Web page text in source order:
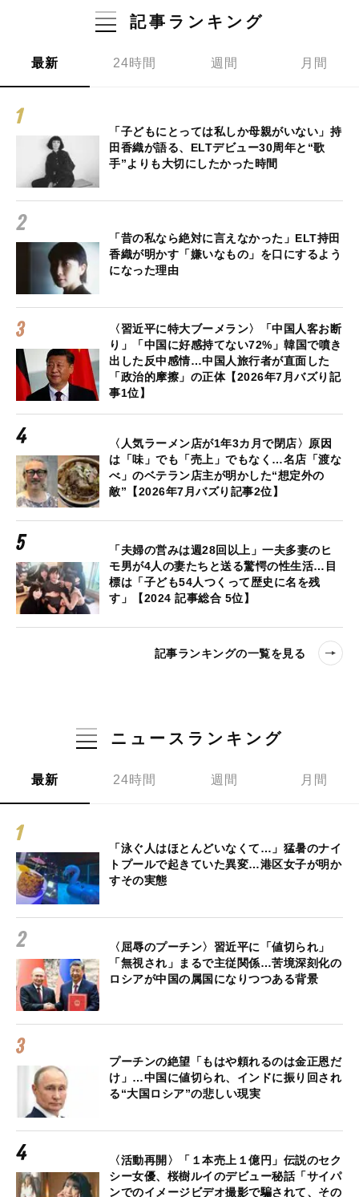
記事ランキング
最新 24時間 週間 月間
「子どもにとっては私しか母親がいない」持
田香織が語る、ELTデビュー30周年と“歌
手”よりも大切にしたかった時間
「昔の私なら絶対に言えなかった」ELT持田
香織が明かす「嫌いなもの」を口にするよう
になった理由
〈習近平に特大ブーメラン〉「中国人客お断
り」「中国に好感持てない72%」韓国で噴き
出した反中感情…中国人旅行者が直面した
「政治的摩擦」の正体【2026年7月バズり記
事1位】
〈人気ラーメン店が1年3カ月で閉店〉原因
は「味」でも「売上」でもなく…名店「渡な
べ」のベテラン店主が明かした“想定外の
敵”【2026年7月バズり記事2位】
「夫婦の営みは週28回以上」一夫多妻のヒ
モ男が4人の妻たちと送る驚愕の性生活…目
標は「子ども54人つくって歴史に名を残
す」【2024 記事総合 5位】
記事ランキングの一覧を見る
ニュースランキング
最新 24時間 週間 月間
「泳ぐ人はほとんどいなくて…」猛暑のナイ
トプールで起きていた異変…港区女子が明か
すその実態
〈屈辱のプーチン〉習近平に「値切られ」
「無視され」まるで主従関係…苦境深刻化の
ロシアが中国の属国になりつつある背景
プーチンの絶望「もはや頼れるのは金正恩だ
け」…中国に値切られ、インドに振り回され
る“大国ロシア”の悲しい現実
〈活動再開〉「１本売上１億円」伝説のセク
シー女優、桜樹ルイのデビュー秘話「サイパ
ンでのイメージビデオ撮影で騙されて、その